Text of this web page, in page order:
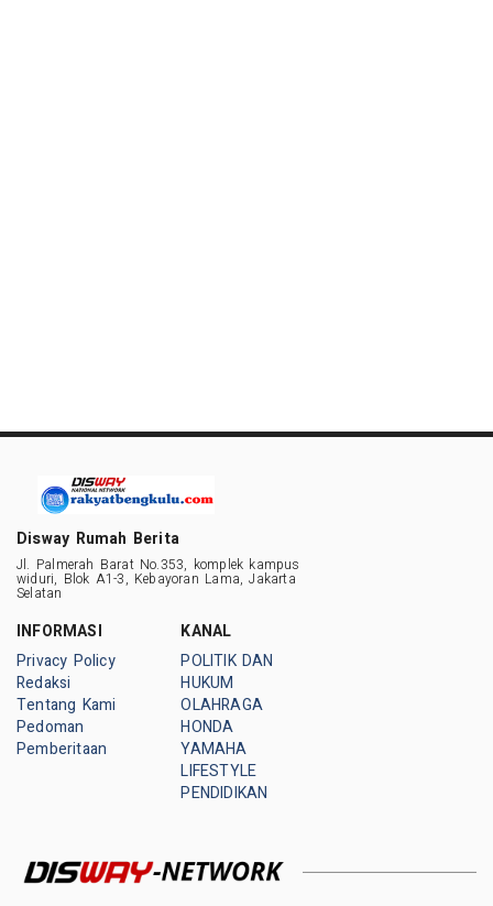
Disway Rumah Berita
Jl. Palmerah Barat No.353, komplek kampus
widuri, Blok A1-3, Kebayoran Lama, Jakarta
Selatan
INFORMASI
Privacy Policy
Redaksi
Tentang Kami
Pedoman
Pemberitaan
KANAL
POLITIK DAN
HUKUM
OLAHRAGA
HONDA
YAMAHA
LIFESTYLE
PENDIDIKAN